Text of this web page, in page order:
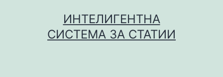
ИНТЕЛИГЕНТНА
СИСТЕМА ЗА СТАТИИ